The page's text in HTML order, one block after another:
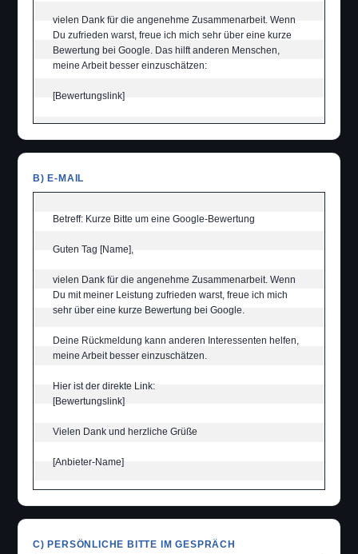
vielen Dank für die angenehme Zusammenarbeit. Wenn
Du zufrieden warst, freue ich mich sehr über eine kurze
Bewertung bei Google. Das hilft anderen Menschen,
meine Arbeit besser einzuschätzen:
[Bewertungslink]
B) E-MAIL
Betreff: Kurze Bitte um eine Google-Bewertung
Guten Tag [Name],
vielen Dank für die angenehme Zusammenarbeit. Wenn
Du mit meiner Leistung zufrieden warst, freue ich mich
sehr über eine kurze Bewertung bei Google.
Deine Rückmeldung kann anderen Interessenten helfen,
meine Arbeit besser einzuschätzen.
Hier ist der direkte Link:
[Bewertungslink]
Vielen Dank und herzliche Grüße
[Anbieter-Name]
C) PERSÖNLICHE BITTE IM GESPRÄCH